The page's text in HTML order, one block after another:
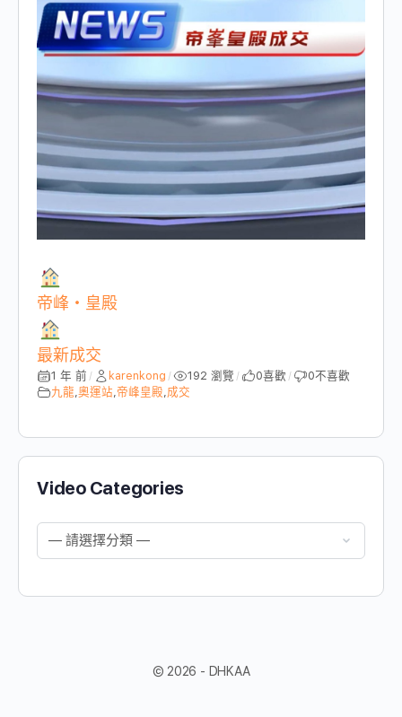
帝峰・皇殿
最新成交
1 年 前 / karenkong / 192 瀏覽 / 0喜歡 / 0不喜歡
九龍 奧運站 帝峰皇殿 成交
Video Categories
© 2026 - DHKAA